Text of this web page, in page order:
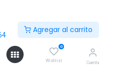
Agregar al carrito
0
Wishlist Cuenta